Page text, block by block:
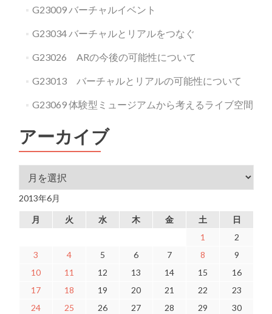
G23009 バーチャルイベント
G23034 バーチャルとリアルをつなぐ
G23026 ARの今後の可能性について
G23013 バーチャルとリアルの可能性について
G23069 体験型ミュージアムから考えるライブ空間
アーカイブ
アーカイブ
2013年6月
月 火 水 木 金 土
日
1
2
3
4 5 6 7 8
9
10
11 12 13 14 15
16
17
18 19 20 21 22
23
24
25 26 27 28 29 30